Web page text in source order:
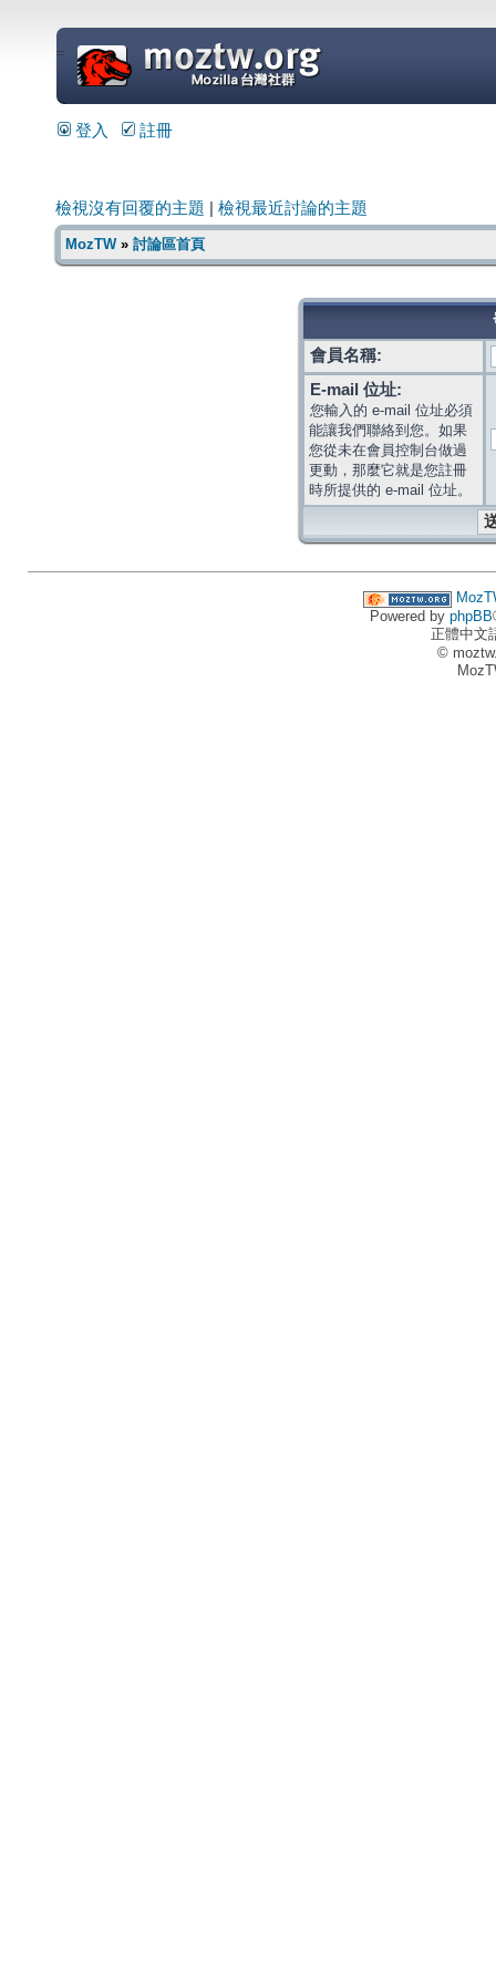
=
登入 註冊
檢視沒有回覆的主題 檢視最近討論的主題
MozTW» 討論區首頁
會員名稱:
E-mail 位址:
您輸入的 e-mail 位址必須
能讓我們聯絡到您。如果
您從未在會員控制台做過
更動，那麼它就是您註冊
時所提供的 e-mail 位址。
Powered by phpBB
正體中文
©